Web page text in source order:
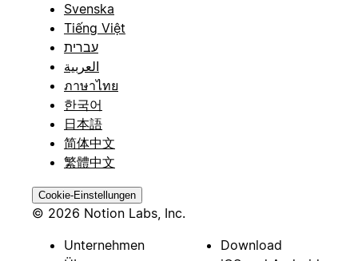
Svenska
Tiếng Việt
עברית
العربية
ภาษาไทย
한국어
日本語
简体中文
繁體中文
Cookie-Einstellungen
© 2026 Notion Labs, Inc.
Unternehmen
Download